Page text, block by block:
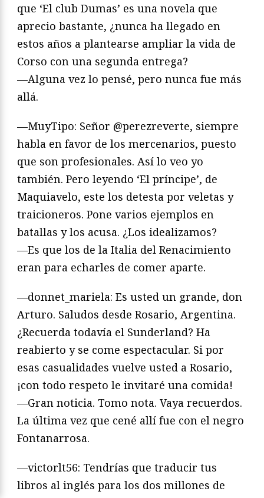
que ‘El club Dumas’ es una novela que
aprecio bastante, ¿nunca ha llegado en
estos años a plantearse ampliar la vida de
Corso con una segunda entrega?
—Alguna vez lo pensé, pero nunca fue más
allá.
—MuyTipo: Señor @perezreverte, siempre
habla en favor de los mercenarios, puesto
que son profesionales. Así lo veo yo
también. Pero leyendo ‘El príncipe’, de
Maquiavelo, este los detesta por veletas y
traicioneros. Pone varios ejemplos en
batallas y los acusa. ¿Los idealizamos?
—Es que los de la Italia del Renacimiento
eran para echarles de comer aparte.
—donnet_mariela: Es usted un grande, don
Arturo. Saludos desde Rosario, Argentina.
¿Recuerda todavía el Sunderland? Ha
reabierto y se come espectacular. Si por
esas casualidades vuelve usted a Rosario,
¡con todo respeto le invitaré una comida!
—Gran noticia. Tomo nota. Vaya recuerdos.
La última vez que cené allí fue con el negro
Fontanarrosa.
—victorlt56: Tendrías que traducir tus
libros al inglés para los dos millones de